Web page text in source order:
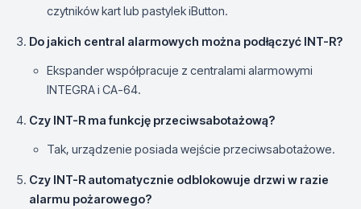
czytników kart lub pastylek iButton.
Do jakich central alarmowych można podłączyć INT-R?
Ekspander współpracuje z centralami alarmowymi
INTEGRA i CA-64.
Czy INT-R ma funkcję przeciwsabotażową?
Tak, urządzenie posiada wejście przeciwsabotażowe.
Czy INT-R automatycznie odblokowuje drzwi w razie
alarmu pożarowego?